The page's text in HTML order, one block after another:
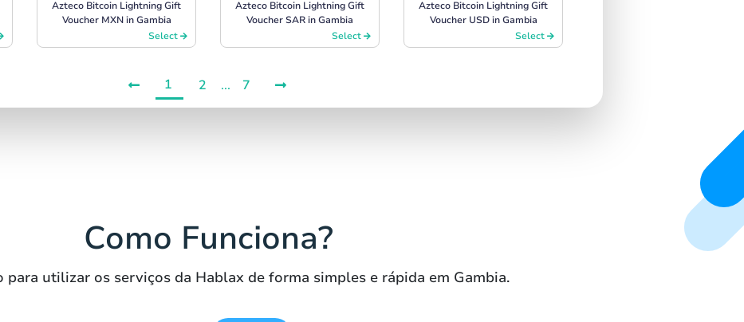
Azteco Bitcoin Lightning Gift
Voucher MXN in Gambia
Select
Azteco Bitcoin Lightning Gift
Voucher SAR in Gambia
Select
Azteco Bitcoin Lightning Gift
Voucher USD in Gambia
Select
1 2 ... 7
Como Funciona?
para utilizar os serviços da Hablax de forma simples e rápida em Gambia.